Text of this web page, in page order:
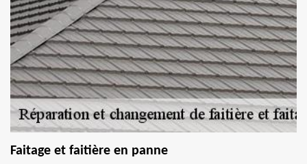
Faitage et faitière en panne